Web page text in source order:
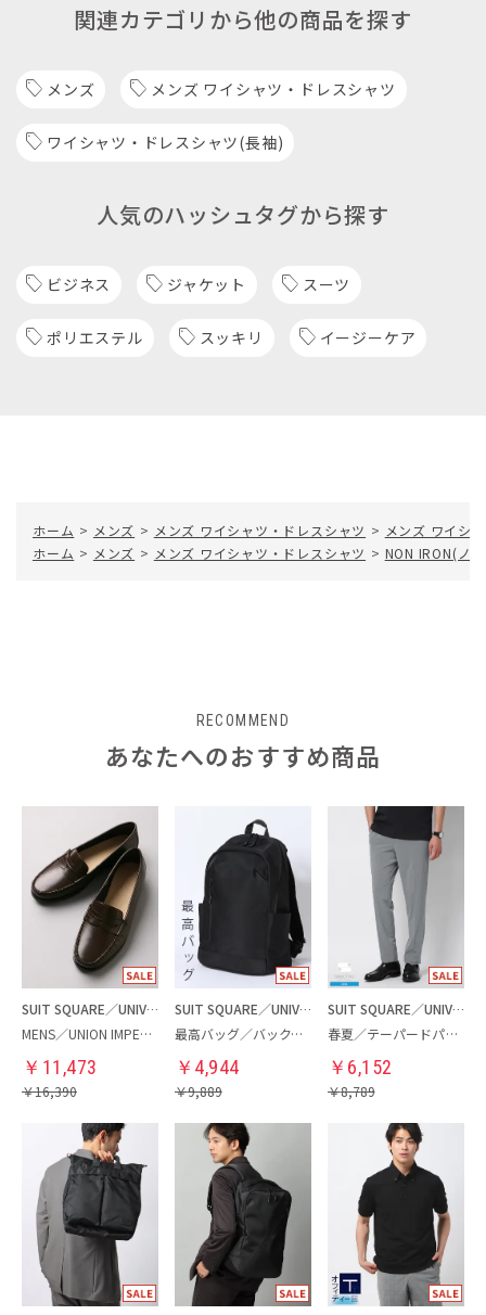
関連カテゴリから他の商品を探す
メンズ メンズ ワイシャツ・ドレスシャツ
ワイシャツ・ドレスシャツ(長袖)
人気のハッシュタグから探す
ビジネス ジャケット スーツ
ポリエステル スッキリ イージーケア
ホーム > メンズ > メンズ ワイシャツ・ドレスシャツ > メンズ ワイシ
ホーム > メンズ > メンズ ワイシャツ・ドレスシャツ > NON IRON(ノ
RECOMMEND
あなたへのおすすめ商品
SUIT SQUARE／UNIVERSAL LANGUAGE
MENS／UNION IMPERIAL監修／コインローファー
￥ 11,473
￥16,390
SUIT SQUARE／UNIVERSAL LANGUAGE
最高バッグ／バックパック
￥ 4,944
￥9,889
SUIT SQUARE／UNIVERSAL LANGUAGE
春夏／テーパードパンツ
￥ 6,152
￥8,789